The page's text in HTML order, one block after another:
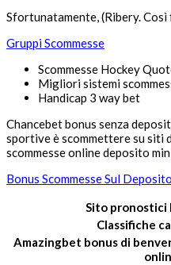
Sfortunatamente, (Ribery.
Gruppi Scommesse
Scommesse Hockey
Migliori sistemi
Handicap 3 way bet
Chancebet bonus senza
sportive è scommettere su siti
scommesse online deposito
Bonus Scommesse Sul Deposito
Sito pronostici
Classifiche
Amazingbet bonus di